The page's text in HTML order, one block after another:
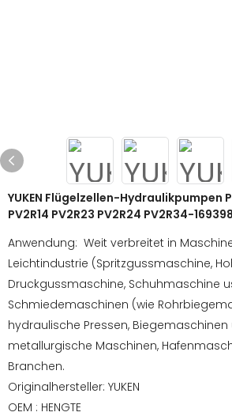
YUKEN Flügelzellen-Hydraulikpumpen
PV2R14 PV2R23 PV2R24 PV2R34-
Anwendung: Weit verbreitet in
Leichtindustrie (Spritzgussmaschine,
Druckgussmaschine, Schuhmaschine
Schmiedemaschinen (wie
hydraulische Pressen, Biegemaschinen
metallurgische Maschinen,
Branchen.
Originalhersteller: YUKEN
OEM : HENGTE